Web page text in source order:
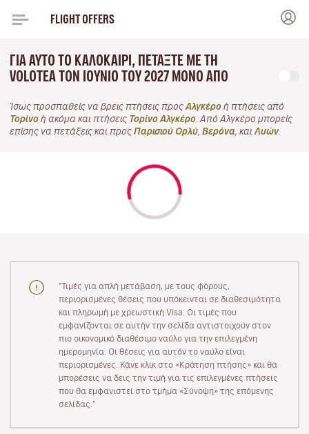
FLIGHT OFFERS
ΓΙΑ ΑΥΤΌ ΤΟ ΚΑΛΟΚΑΊΡΙ, ΠΕΤΆΞΤΕ ΜΕ ΤΗ
VOLOTEA ΤΟΝ ΙΟΎΝΙΟ ΤΟΥ 2027 ΜΌΝΟ ΑΠΌ
Ίσως προσπαθείς να βρεις πτήσεις προς Αλγκέρο ή πτήσεις από
Τορίνο ή ακόμα και πτήσεις Τορίνο Αλγκέρο . Από Αλγκέρο μπορείς
επίσης να πετάξεις και προς Παρισιού Ορλύ Βερόνα , και Λυών.
"Τιμές για απλή μετάβαση, με τους φόρους,
περιορισμένες θέσεις που υπόκεινται σε διαθεσιμότητα
και πληρωμή με χρεωστική Visa. Οι τιμές που
εμφανίζονται σε αυτήν την σελίδα αντιστοιχούν στον
πιο οικονομικό διαθέσιμο ναύλο για την επιλεγμένη
ημερομηνία. Οι θέσεις για αυτόν το ναύλο είναι
περιορισμένες. Κάνε κλικ στο «Κράτηση πτήσης» και θα
μπορέσεις να δεις την τιμή για τις επιλεγμένες πτήσεις
που θα εμφανιστεί στο τμήμα «Σύνοψη» της επόμενης
σελίδας."